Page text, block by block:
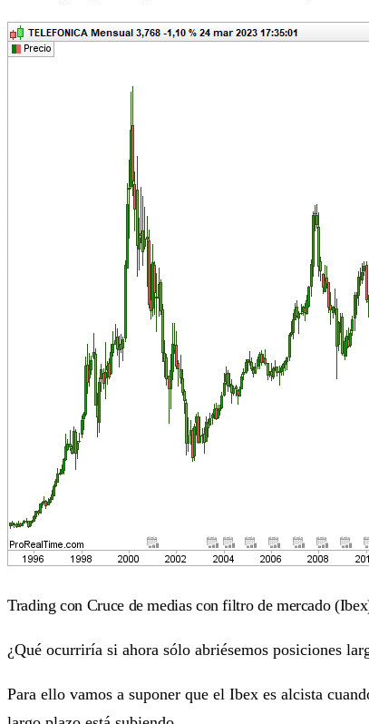
Trading con Cruce de medias con filtro de mercado
¿Qué ocurriría si ahora sólo abriésemos posiciones
Para ello vamos a suponer que el Ibex es alcista